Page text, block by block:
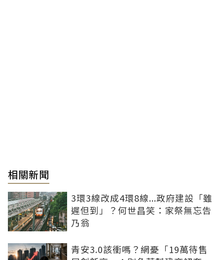
相關新聞
3環3線改成4環8線...政府建設「雖
遲但到」？何世昌笑：家祭無忘告
乃翁
青安3.0該衝嗎？網憂「19萬待售